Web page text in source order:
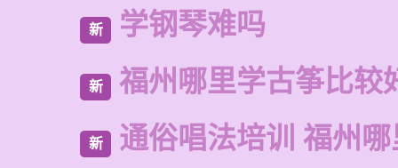
新 学钢琴难吗
新 福州哪里学古筝比较
新 通俗唱法培训 福州